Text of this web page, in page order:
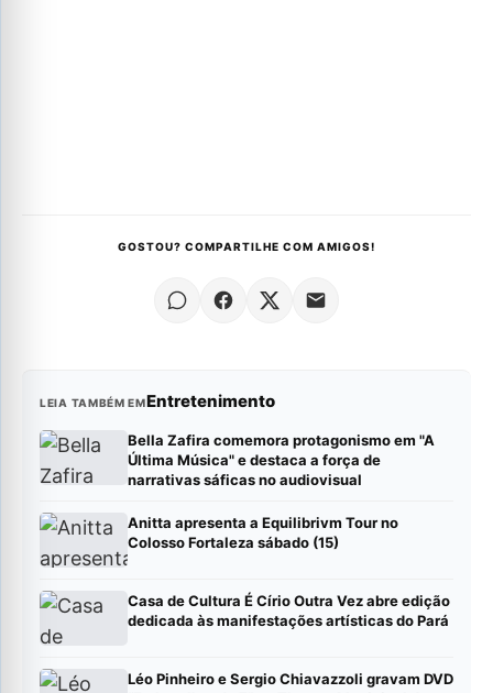
GOSTOU? COMPARTILHE COM AMIGOS!
LEIA TAMBÉM EMEntretenimento
Bella Zafira comemora protagonismo em "A
Última Música" e destaca a força de
narrativas sáficas no audiovisual
Anitta apresenta a Equilibrivm Tour no
Colosso Fortaleza sábado (15)
Casa de Cultura É Círio Outra Vez abre edição
dedicada às manifestações artísticas do Pará
Léo Pinheiro e Sergio Chiavazzoli gravam DVD